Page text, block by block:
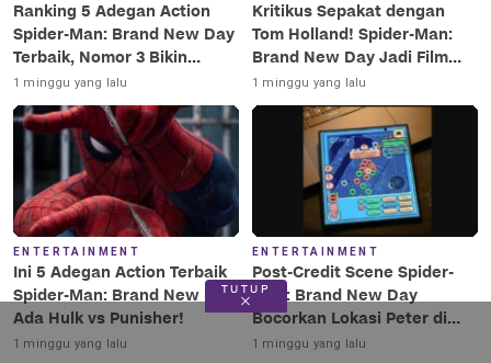
Ranking 5 Adegan Action
Spider-Man: Brand New Day
Terbaik, Nomor 3 Bikin
Terkesima!
1 minggu yang lalu
Kritikus Sepakat dengan
Tom Holland! Spider-Man:
Brand New Day Jadi Film
Terbaik Era MCU
1 minggu yang lalu
ENTERTAINMENT
Ini 5 Adegan Action Terbaik
Spider-Man: Brand New Day,
Ada Hulk vs Punisher!
1 minggu yang lalu
ENTERTAINMENT
Post-Credit Scene Spider-
Man: Brand New Day
Bocorkan Lokasi Peter di
Luar Angkasa!
1 minggu yang lalu
TUTUP